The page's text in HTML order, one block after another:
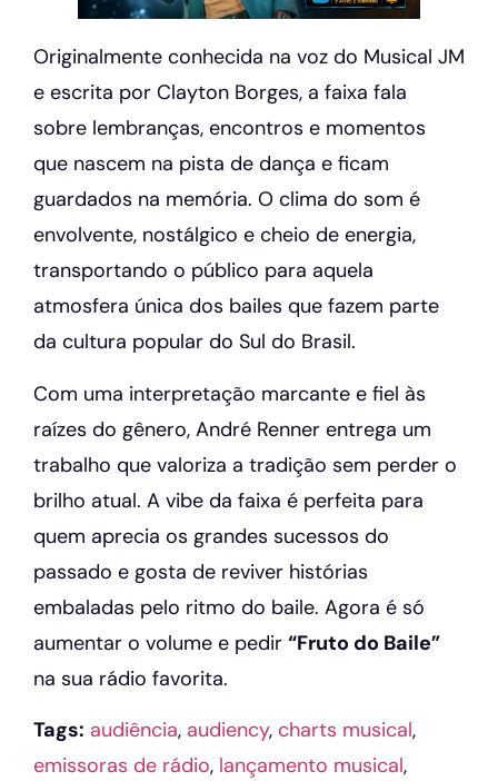
Originalmente conhecida na voz do Musical JM
e escrita por Clayton Borges, a faixa fala
sobre lembranças, encontros e momentos
que nascem na pista de dança e ficam
guardados na memória. O clima do som é
envolvente, nostálgico e cheio de energia,
transportando o público para aquela
atmosfera única dos bailes que fazem parte
da cultura popular do Sul do Brasil.
Com uma interpretação marcante e fiel às
raízes do gênero, André Renner entrega um
trabalho que valoriza a tradição sem perder o
brilho atual. A vibe da faixa é perfeita para
quem aprecia os grandes sucessos do
passado e gosta de reviver histórias
embaladas pelo ritmo do baile. Agora é só
aumentar o volume e pedir “Fruto do Baile”
na sua rádio favorita.
Tags: audiência, audiency, charts musical,
emissoras de rádio, lançamento musical,